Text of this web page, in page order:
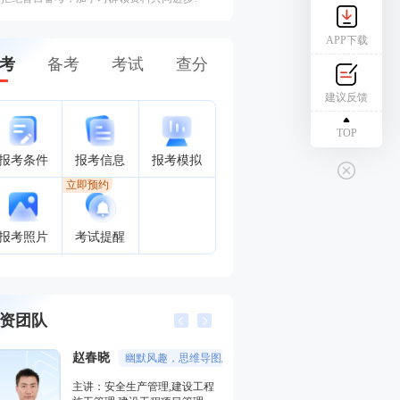
备考 考试 查分
考条件 报考信息 报考模拟
考照片 考试提醒
立即预约
团队
赵春晓 幽默风趣，思维导图总结精彩，考点层次分明。
主讲：安全生产管理,建设工程
APP下载
建议反馈
TOP